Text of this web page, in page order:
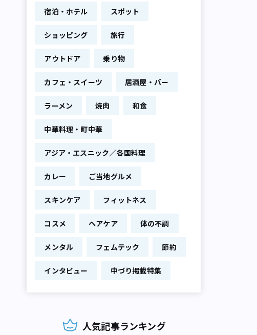
宿泊・ホテル スポット
ショッピング 旅行
アウトドア 乗り物
カフェ・スイーツ 居酒屋・バー
ラーメン 焼肉 和食
中華料理・町中華
アジア・エスニック／各国料理
カレー ご当地グルメ
スキンケア フィットネス
コスメ ヘアケア 体の不調
メンタル フェムテック 節約
インタビュー 中づり掲載特集
人気記事ランキング